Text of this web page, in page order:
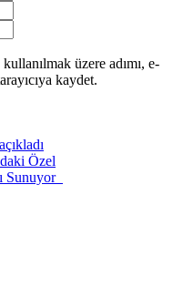
üzere adımı, e-
kaydet.
Özel
Sunuyor